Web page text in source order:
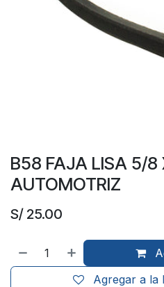
B58 FAJA LISA 5/8
AUTOMOTRIZ
S/ 25.00
Agregar a la